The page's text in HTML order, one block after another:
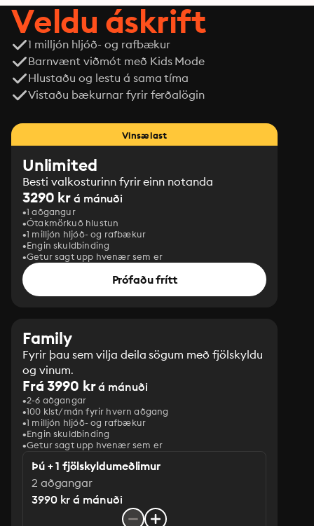
Veldu áskrift
1 milljón hljóð- og rafbækur
Barnvænt viðmót með Kids Mode
Hlustaðu og lestu á sama tíma
Vistaðu bækurnar fyrir ferðalögin
Vinsælast
Unlimited
Besti valkosturinn fyrir einn notanda
3290 kr á mánuði
1 aðgangur
Ótakmörkuð hlustun
1 milljón hljóð- og rafbækur
Engin skuldbinding
Getur sagt upp hvenær sem er
Prófaðu frítt
Family
Fyrir þau sem vilja deila sögum með fjölskyldu
og vinum.
Frá 3990 krá mánuði
2-6 aðgangar
100 klst/mán fyrir hvern aðgang
1 milljón hljóð- og rafbækur
‎Engin skuldbinding
Getur sagt upp hvenær sem er
Þú + 1 fjölskyldumeðlimur
2 aðgangar
3990 kr á mánuði